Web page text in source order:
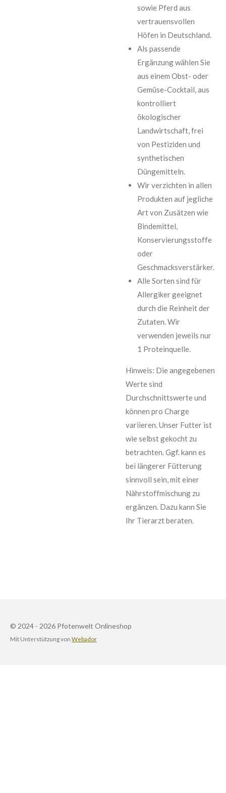
sowie Pferd aus
vertrauensvollen
Höfen in Deutschland.
Als passende
Ergänzung wählen Sie
aus einem Obst- oder
Gemüse-Cocktail, aus
kontrolliert
ökologischer
Landwirtschaft, frei
von Pestiziden und
synthetischen
Düngemitteln.
Wir verzichten in allen
Produkten auf jegliche
Art von Zusätzen wie
Bindemittel,
Konservierungsstoffe
oder
Geschmacksverstärker.
Alle Sorten sind für
Allergiker geeignet
durch die Reinheit der
Zutaten. Wir
verwenden jeweils nur
1 Proteinquelle.
Hinweis: Die angegebenen
Werte sind
Durchschnittswerte und
können pro Charge
variieren. Unser Futter ist
wie selbst gekocht zu
betrachten. Ggf. kann es
bei längerer Fütterung
sinnvoll sein, mit einer
Nährstoffmischung zu
ergänzen. Dazu kann Sie
Ihr Tierarzt beraten.
© 2024 - 2026 Pfotenwelt Onlineshop
Mit Unterstützung von Webador